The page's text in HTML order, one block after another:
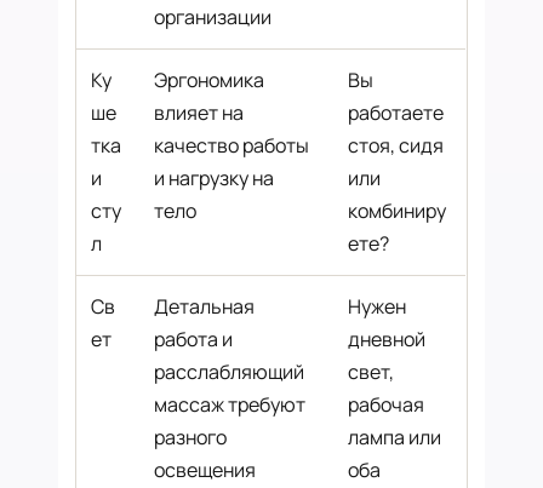
организации
Ку
ше
тка
и
сту
л
Эргономика
влияет на
качество работы
и нагрузку на
тело
Вы
работаете
стоя, сидя
или
комбиниру
ете?
Св
ет
Детальная
работа и
расслабляющий
массаж требуют
разного
освещения
Нужен
дневной
свет,
рабочая
лампа или
оба